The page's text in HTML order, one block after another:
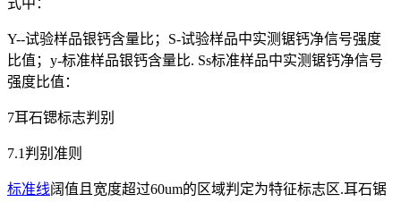
式中：
Y--试验样品银钙含量比；S-试验样品中实测锯钙净信号强度
比值；y-标准样品银钙含量比. Ss标准样品中实测锯钙净信号
强度比值：
7耳石锶标志判别
7.1判别准则
标准线阔值且宽度超过60um的区域判定为特征标志区.耳石锯